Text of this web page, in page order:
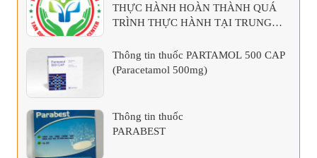
THỰC HÀNH HOÀN THÀNH QUÁ
TRÌNH THỰC HÀNH TẠI TRUNG
Thông tin thuốc PARTAMOL 500 CAP
(Paracetamol 500mg)
Thông tin thuốc
PARABEST